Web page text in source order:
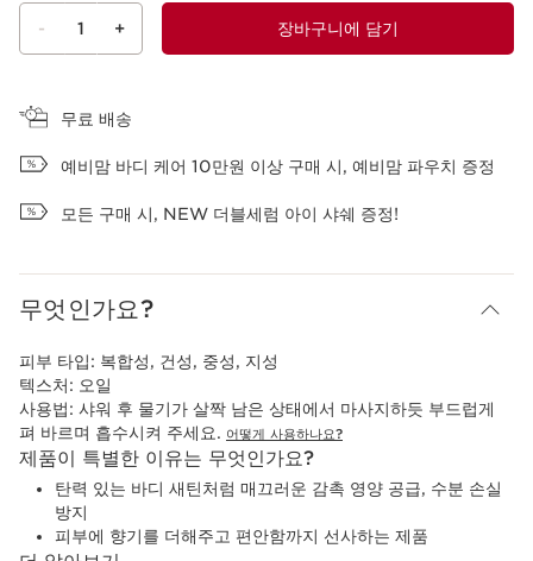
- 1 + 장바구니에 담기
무료 배송
예비맘 바디 케어 10만원 이상 구매 시, 예비맘 파우치 증정
모든 구매 시, NEW 더블세럼 아이 샤쉐 증정!
무엇인가요?
피부 타입: 복합성, 건성, 중성, 지성
텍스처: 오일
사용법: 샤워 후 물기가 살짝 남은 상태에서 마사지하듯 부드럽게
펴 바르며 흡수시켜 주세요. 어떻게 사용하나요?
제품이 특별한 이유는 무엇인가요?
탄력 있는 바디 새틴처럼 매끄러운 감촉 영양 공급, 수분 손실
방지
피부에 향기를 더해주고 편안함까지 선사하는 제품